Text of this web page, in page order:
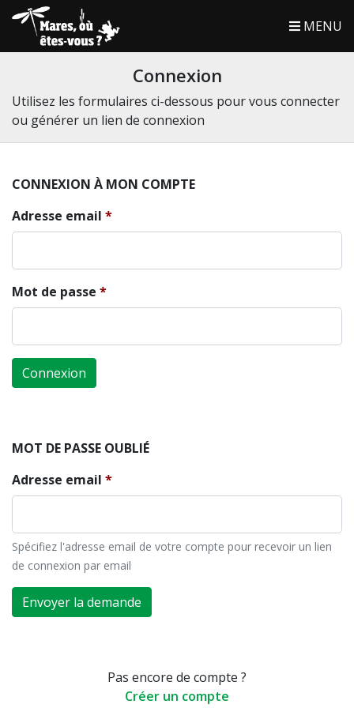
MENU
Connexion
Utilisez les formulaires ci-dessous pour vous connecter
ou générer un lien de connexion
CONNEXION À MON COMPTE
Adresse email
Mot de passe
Connexion
MOT DE PASSE OUBLIÉ
Adresse email
Spécifiez l'adresse email de votre compte pour recevoir un lien
de connexion par email
Envoyer la demande
Pas encore de compte ?
Créer un compte